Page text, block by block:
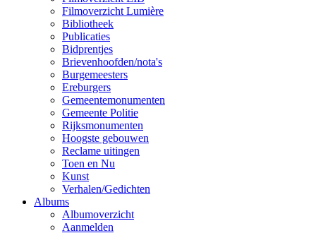
Filmoverzicht Lumière
Bibliotheek
Publicaties
Bidprentjes
Brievenhoofden/nota's
Burgemeesters
Ereburgers
Gemeentemonumenten
Gemeente Politie
Rijksmonumenten
Hoogste gebouwen
Reclame uitingen
Toen en Nu
Kunst
Verhalen/Gedichten
Albums
Albumoverzicht
Aanmelden